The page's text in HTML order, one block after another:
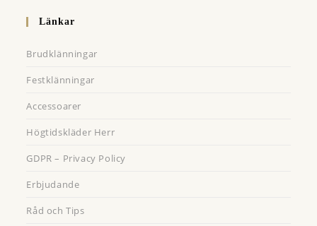
tab
Länkar
Brudklänningar
Festklänningar
Accessoarer
Högtidskläder Herr
GDPR – Privacy Policy
Erbjudande
Råd och Tips